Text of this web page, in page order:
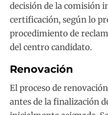
decisión de la comisión
certificación, según lo
procedimiento de
del centro candidato.
Renovación
El proceso de
antes de la finalización